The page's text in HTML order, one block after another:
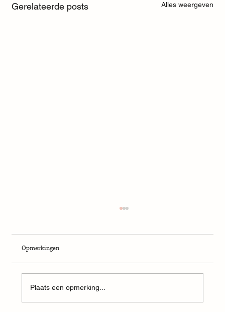
Gerelateerde posts Alles weergeven
Opmerkingen
Plaats een opmerking...